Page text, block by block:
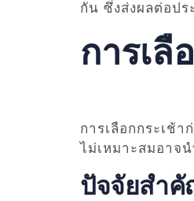
กัน ซึ่งส่งผลต่อป
การเลื
การเลือกกระเช้
ไม่เหมาะสมอาจ
ปัจจัยสำคั